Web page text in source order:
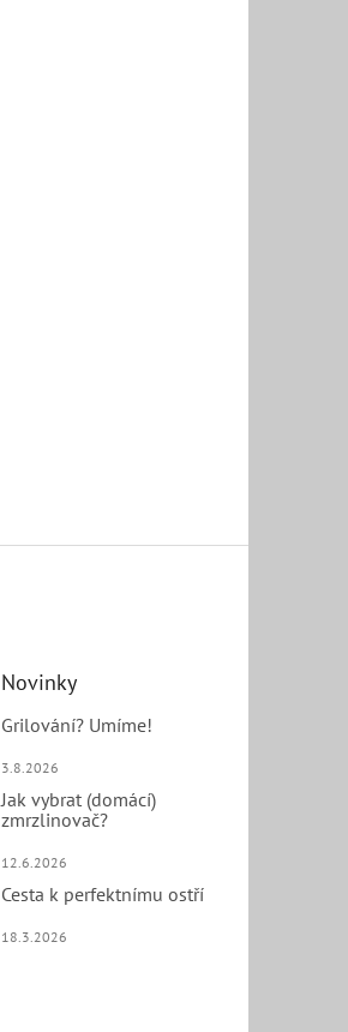
Novinky
Grilování? Umíme!
3.8.2026
Jak vybrat (domácí)
zmrzlinovač?
12.6.2026
Cesta k perfektnímu ostří
18.3.2026